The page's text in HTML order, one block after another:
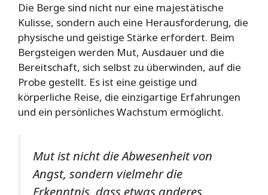
Die Berge sind nicht nur eine majestätische
Kulisse, sondern auch eine Herausforderung, die
physische und geistige Stärke erfordert. Beim
Bergsteigen werden Mut, Ausdauer und die
Bereitschaft, sich selbst zu überwinden, auf die
Probe gestellt. Es ist eine geistige und
körperliche Reise, die einzigartige Erfahrungen
und ein persönliches Wachstum ermöglicht.
Mut ist nicht die Abwesenheit von
Angst, sondern vielmehr die
Erkenntnis, dass etwas anderes